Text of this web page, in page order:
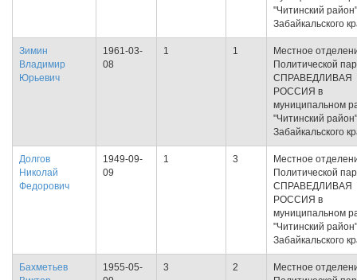
"Читинский район"
Забайкальского
Зимин
Владимир
Юрьевич
1961-03-
08
1 1
Местное
Политической
СПРАВЕДЛИВАЯ
РОССИЯ в
муниципальном
"Читинский район"
Забайкальского
Долгов
Николай
Федорович
1949-09-
09
1 3
Местное
Политической
СПРАВЕДЛИВАЯ
РОССИЯ в
муниципальном
"Читинский район"
Забайкальского
Бахметьев
1955-05-
3 2
Местное